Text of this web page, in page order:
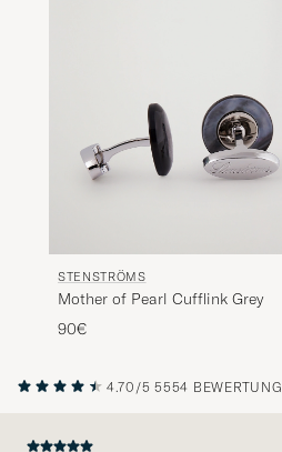
STENSTRÖMS
Mother of Pearl Cufflink Grey
90€
4.70/5 5554